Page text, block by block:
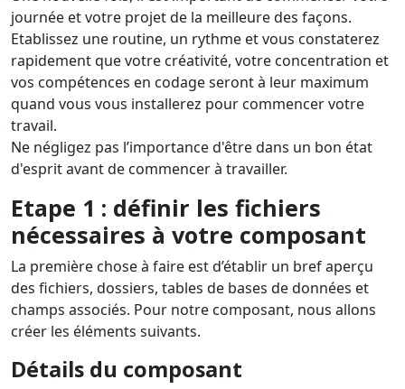
journée et votre projet de la meilleure des façons.
Etablissez une routine, un rythme et vous constaterez
rapidement que votre créativité, votre concentration et
vos compétences en codage seront à leur maximum
quand vous vous installerez pour commencer votre
travail.
Ne négligez pas l’importance d'être dans un bon état
d'esprit avant de commencer à travailler.
Etape 1 : définir les fichiers
nécessaires à votre composant
La première chose à faire est d’établir un bref aperçu
des fichiers, dossiers, tables de bases de données et
champs associés. Pour notre composant, nous allons
créer les éléments suivants.
Détails du composant